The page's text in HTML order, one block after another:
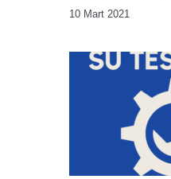
10 Mart 2021